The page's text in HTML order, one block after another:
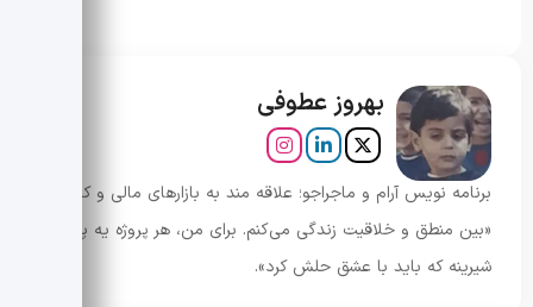
بهروز عطوفی
برنامه نویس آرام و ماجراجو؛ علاقه مند به بازارهای مالی و کریپتو.
«بین منطق و خلاقیت زندگی می‌کنم. برای من، هر پروژه یه پازل
شیرینه که باید با عشق حلش کرد».